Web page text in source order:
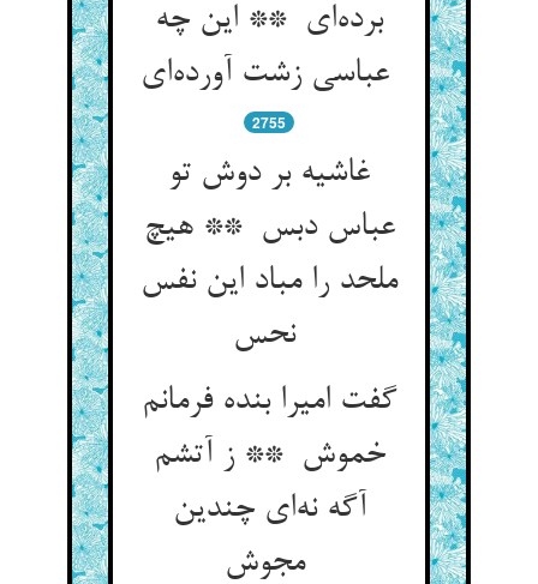
برده‌ای ** این چه
عباسی زشت آورده‌ای
2755
غاشیه بر دوش تو
عباس دبس ** هیچ
ملحد را مباد این نفس
نحس
گفت امیرا بنده فرمانم
خموش ** ز آتشم
آگه نه‌ای چندین
مجوش